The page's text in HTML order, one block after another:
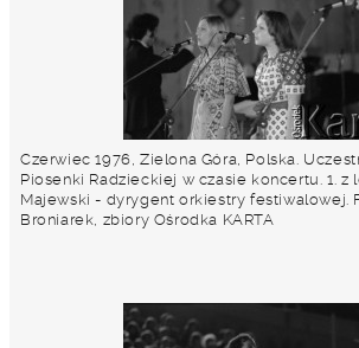
Czerwiec 1976, Zielona Góra, Polska.
Piosenki Radzieckiej w czasie koncertu. 1. z
Majewski - dyrygent orkiestry festiwalowej.
Broniarek, zbiory Ośrodka KARTA